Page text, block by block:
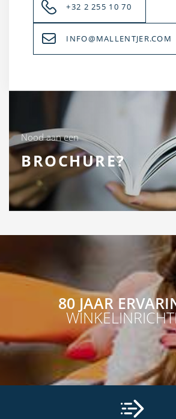
+32 2 255 10 70
INFO@MALLENTJER.COM
Nood aan een
BROCHURE?
80 JAAR